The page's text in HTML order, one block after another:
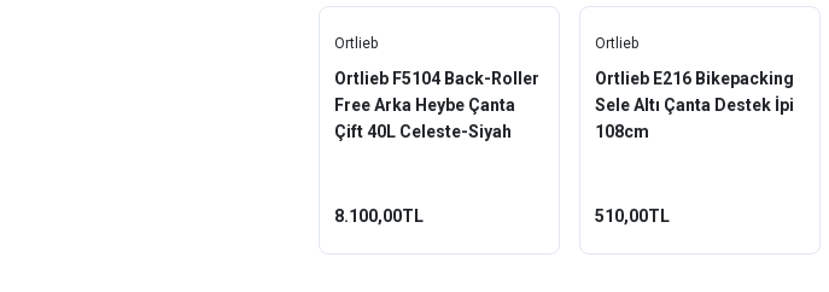
Ortlieb
Ortlieb F5104 Back-Roller
Free Arka Heybe Çanta
Çift 40L Celeste-Siyah
8.100,00TL
Ortlieb
Ortlieb E216 Bikepacking
Sele Altı Çanta Destek İpi
108cm
510,00TL